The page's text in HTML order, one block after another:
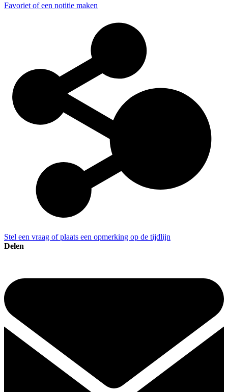
Favoriet of een notitie maken
Stel een vraag of plaats een opmerking op de tijdlijn
Delen